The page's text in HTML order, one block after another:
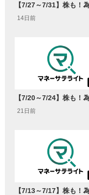
14日前
21日前